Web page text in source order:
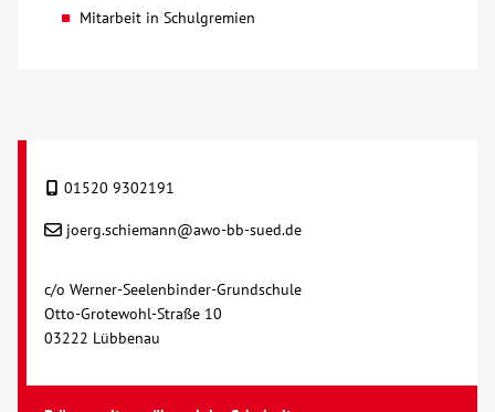
Suche
Mitarbeit in Schulgremien
01520 9302191
joerg.schiemann@awo-bb-sued.de
c/o Werner-Seelenbinder-Grundschule
Otto-Grotewohl-Straße 10
03222 Lübbenau